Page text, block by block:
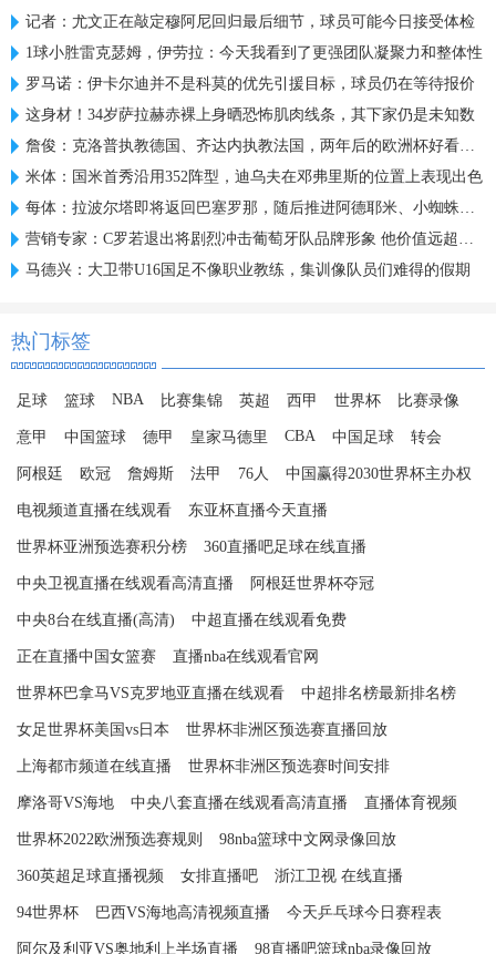
记者：尤文正在敲定穆阿尼回归最后细节，球员可能今日接受体检
1球小胜雷克瑟姆，伊劳拉：今天我看到了更强团队凝聚力和整体性
罗马诺：伊卡尔迪并不是科莫的优先引援目标，球员仍在等待报价
这身材！34岁萨拉赫赤裸上身晒恐怖肌肉线条，其下家仍是未知数
詹俊：克洛普执教德国、齐达内执教法国，两年后的欧洲杯好看了！
米体：国米首秀沿用352阵型，迪乌夫在邓弗里斯的位置上表现出色
每体：拉波尔塔即将返回巴塞罗那，随后推进阿德耶米、小蜘蛛转会
营销专家：C罗若退出将剧烈冲击葡萄牙队品牌形象 他价值远超全队
马德兴：大卫带U16国足不像职业教练，集训像队员们难得的假期
热门标签
足球 篮球 NBA 比赛集锦 英超 西甲 世界杯 比赛录像
意甲 中国篮球 德甲 皇家马德里 CBA 中国足球 转会
阿根廷 欧冠 詹姆斯 法甲 76人 中国赢得2030世界杯主办权
电视频道直播在线观看 东亚杯直播今天直播
世界杯亚洲预选赛积分榜 360直播吧足球在线直播
中央卫视直播在线观看高清直播 阿根廷世界杯夺冠
中央8台在线直播(高清) 中超直播在线观看免费
正在直播中国女篮赛 直播nba在线观看官网
世界杯巴拿马VS克罗地亚直播在线观看 中超排名榜最新排名榜
女足世界杯美国vs日本 世界杯非洲区预选赛直播回放
上海都市频道在线直播 世界杯非洲区预选赛时间安排
摩洛哥VS海地 中央八套直播在线观看高清直播 直播体育视频
世界杯2022欧洲预选赛规则 98nba篮球中文网录像回放
360英超足球直播视频 女排直播吧 浙江卫视 在线直播
94世界杯 巴西VS海地高清视频直播 今天乒乓球今日赛程表
阿尔及利亚VS奥地利上半场直播 98直播吧篮球nba录像回放